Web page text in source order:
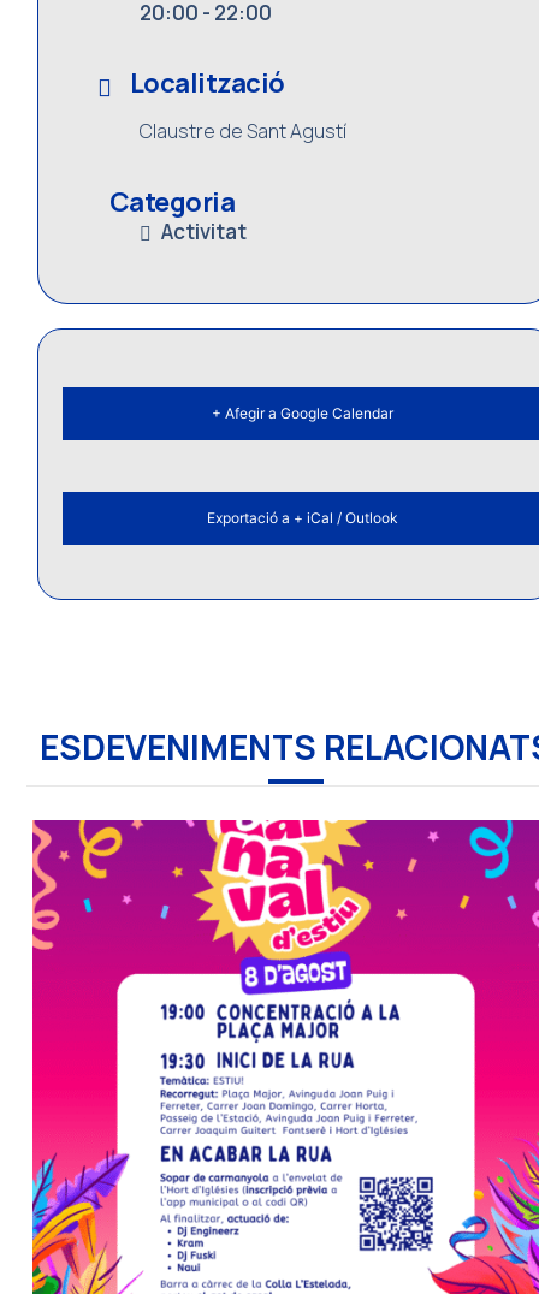
20:00 - 22:00
Localització
Claustre de Sant Agustí
Categoria
Activitat
+ Afegir a Google Calendar
Exportació a + iCal / Outlook
ESDEVENIMENTS